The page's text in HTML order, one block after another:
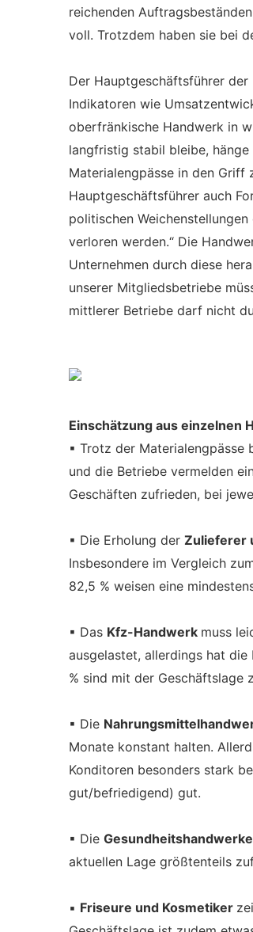
reichenden
voll. Trotzdem haben sie bei
Der Hauptgeschäftsführer der
Indikatoren wie
oberfränkische Handwerk in
langfristig stabil bleibe,
Materialengpässe in den Griff
Hauptgeschäftsführer auch
politischen
verloren werden.“ Die
Unternehmen durch diese
unserer Mitgliedsbetriebe
mittlerer Betriebe darf nicht
Einschätzung aus einzelnen
▪ Trotz der Materialengpässe
und die Betriebe vermelden
Geschäften zufrieden, bei
▪ Die Erholung der Zulieferer
Insbesondere im Vergleich
82,5 % weisen eine
▪ Das Kfz-Handwerk muss
ausgelastet, allerdings hat die
% sind mit der Geschäftslage
▪ Die
Monate konstant halten.
Konditoren besonders stark
gut/befriedigend) gut.
▪ Die Gesundheitshandwerke
aktuellen Lage größtenteils
▪ Friseure und Kosmetiker